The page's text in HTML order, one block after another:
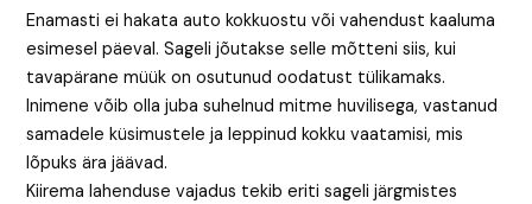
Enamasti ei hakata auto kokkuostu või vahendust kaaluma
esimesel päeval. Sageli jõutakse selle mõtteni siis, kui
tavapärane müük on osutunud oodatust tülikamaks.
Inimene võib olla juba suhelnud mitme huvilisega, vastanud
samadele küsimustele ja leppinud kokku vaatamisi, mis
lõpuks ära jäävad.
Kiirema lahenduse vajadus tekib eriti sageli järgmistes